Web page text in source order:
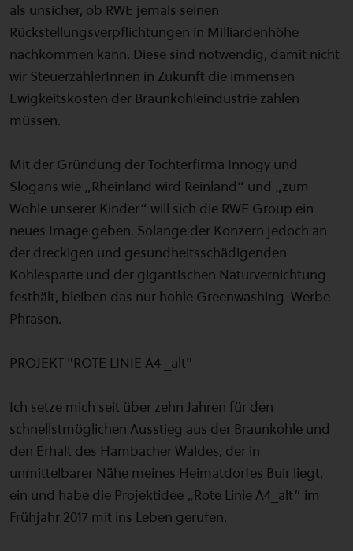
als unsicher, ob RWE jemals seinen
Rückstellungsverpflichtungen in Milliardenhöhe
nachkommen kann. Diese sind notwendig, damit nicht
wir SteuerzahlerInnen in Zukunft die immensen
Ewigkeitskosten der Braunkohleindustrie zahlen
müssen.
Mit der Gründung der Tochterfirma Innogy und
Slogans wie „Rheinland wird Reinland“ und „zum
Wohle unserer Kinder“ will sich die RWE Group ein
neues Image geben. Solange der Konzern jedoch an
der dreckigen und gesundheitsschädigenden
Kohlesparte und der gigantischen Naturvernichtung
festhält, bleiben das nur hohle Greenwashing-Werbe
Phrasen.
PROJEKT "ROTE LINIE A4 _alt"
Ich setze mich seit über zehn Jahren für den
schnellstmöglichen Ausstieg aus der Braunkohle und
den Erhalt des Hambacher Waldes, der in
unmittelbarer Nähe meines Heimatdorfes Buir liegt,
ein und habe die Projektidee „Rote Linie A4_alt“ im
Frühjahr 2017 mit ins Leben gerufen.